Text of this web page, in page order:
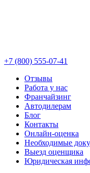
+7 (800) 555-07-41
Отзывы
Работа у нас
Франчайзинг
Автодилерам
Блог
Контакты
Онлайн-оценка
Необходимые
Выезд оценщика
Юридическая